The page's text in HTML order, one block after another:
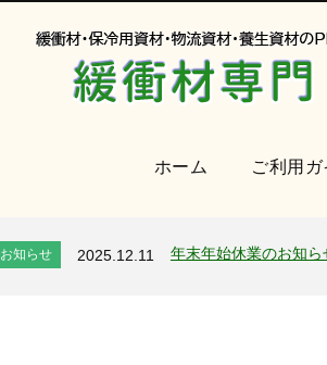
ホーム ご利用ガ
お知らせ 2025.12.11 年末年始休業のお知ら